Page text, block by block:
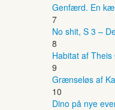
Genfærd. En
7
No shit, S 3 –
8
Habitat af
9
Grænseløs af
10
Dino på nye